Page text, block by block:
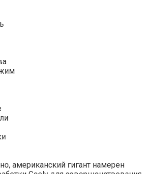
американский гигант намерен